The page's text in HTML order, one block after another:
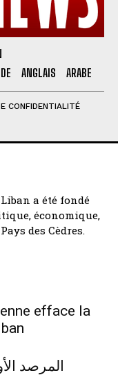
ANGLAIS ARABE
CONFIDENTIALITÉ
a été fondé
économique,
des Cèdres.
efface la
المرصد